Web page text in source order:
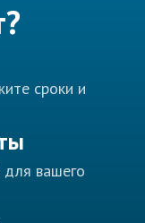
сроки и
вашего